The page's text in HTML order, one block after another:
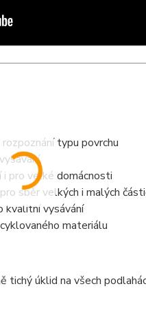
typu povrchu
i pro velké domácnosti
pro sběr velkých i malých
kvalitní vysávání
materiálu
tichý úklid na všech